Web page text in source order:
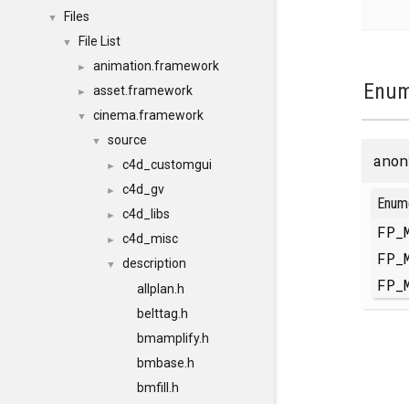
▼ Files
▼ File List
► animation.framework
► asset.framework
▼ cinema.framework
▼ source
► c4d_customgui
► c4d_gv
► c4d_libs
► c4d_misc
▼
description
allplan.h
belttag.h
bmamplify.h
bmbase.h
bmfill.h